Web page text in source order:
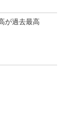
が過去最高